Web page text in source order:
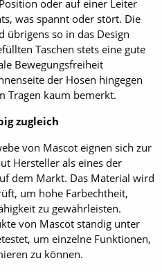
oder auf einer Leiter
was spannt oder stört. Die
übrigens so in das Design
Taschen stets eine gute
Bewegungsfreiheit
der Hosen hingegen
Tragen kaum bemerkt.
zugleich
von Mascot eignen sich zur
Hersteller als eines der
dem Markt. Das Material wird
um hohe Farbechtheit,
zu gewährleisten.
von Mascot ständig unter
um einzelne Funktionen,
zu können.